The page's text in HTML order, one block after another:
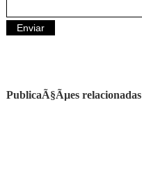
PublicaÃ§Ãµes relacionadas